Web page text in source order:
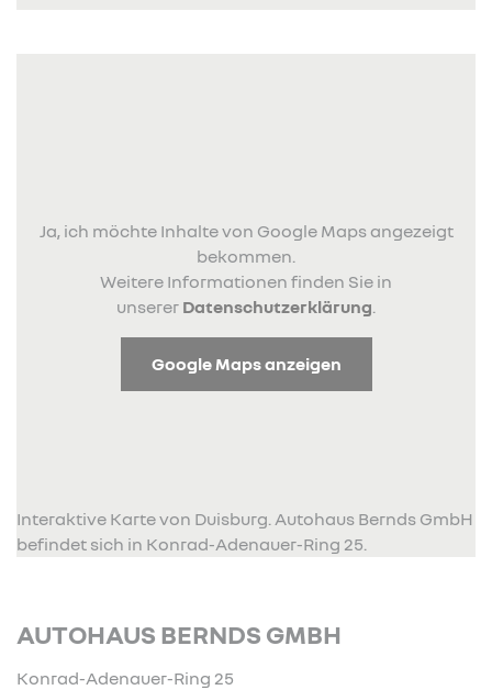
Ja, ich möchte Inhalte von Google Maps angezeigt
bekommen.
Weitere Informationen finden Sie in
unserer Datenschutzerklärung.
Google Maps anzeigen
Interaktive Karte von Duisburg. Autohaus Bernds GmbH
befindet sich in Konrad-Adenauer-Ring 25.
AUTOHAUS BERNDS GMBH
Konrad-Adenauer-Ring 25